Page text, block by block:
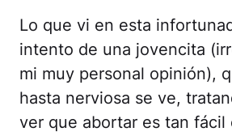
Lo que vi en esta
intento de una jovencita
mi muy personal opinión),
hasta nerviosa se ve,
ver que abortar es tan fácil